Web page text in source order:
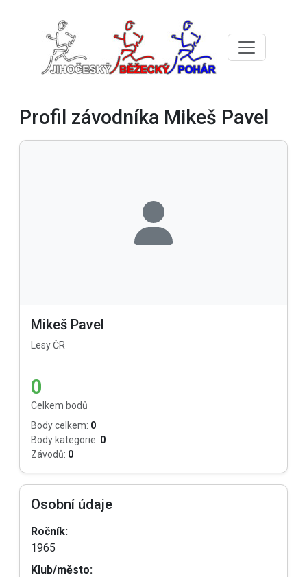
Profil závodníka Mikeš Pavel
Mikeš Pavel
Lesy ČR
0
Celkem bodů
Body celkem: 0
Body kategorie: 0
Závodů: 0
Osobní údaje
Ročník:
1965
Klub/město: